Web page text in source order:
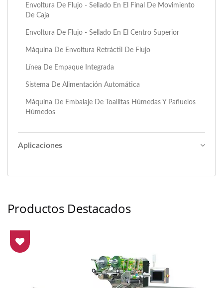
Envoltura De Flujo - Sellado En El Final De Movimiento
De Caja
Envoltura De Flujo - Sellado En El Centro Superior
Máquina De Envoltura Retráctil De Flujo
Línea De Empaque Integrada
Sistema De Alimentación Automática
Máquina De Embalaje De Toallitas Húmedas Y Pañuelos
Húmedos
Aplicaciones
Productos Destacados